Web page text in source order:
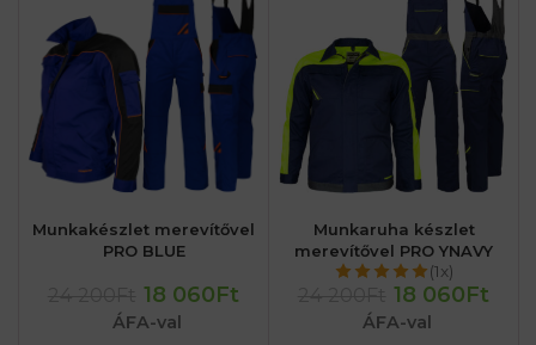
Munkakészlet merevítővel
PRO BLUE
18 060Ft
ÁFA-val
Munkaruha készlet
merevítővel PRO YNAVY
(1x)
18 060Ft
ÁFA-val